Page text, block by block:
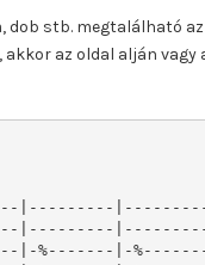
dob stb. megtalálható
az oldal alján vagy